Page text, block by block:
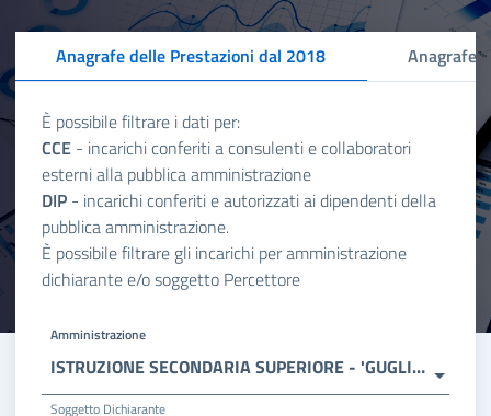
Anagrafe delle Prestazioni dal 2018 Anagrafe
È possibile filtrare i dati per:
CCE - incarichi conferiti a consulenti e collaboratori
esterni alla pubblica amministrazione
DIP - incarichi conferiti e autorizzati ai dipendenti della
pubblica amministrazione.
È possibile filtrare gli incarichi per amministrazione
dichiarante e/o soggetto Percettore
Amministrazione
ISTRUZIONE SECONDARIA SUPERIORE - 'GUGLIELMO MARCONI'
Soggetto Dichiarante